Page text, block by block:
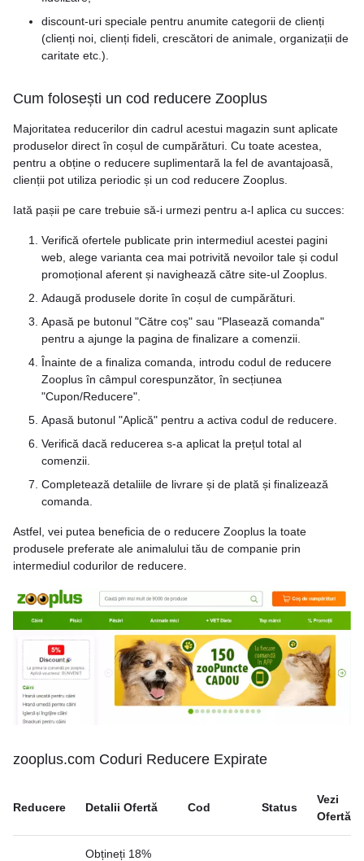
discount-uri speciale pentru anumite categorii de clienți
(clienți noi, clienți fideli, crescători de animale, organizații de
caritate etc.).
Cum folosești un cod reducere Zooplus
Majoritatea reducerilor din cadrul acestui magazin sunt aplicate
produselor direct în coșul de cumpărături. Cu toate acestea,
pentru a obține o reducere suplimentară la fel de avantajoasă,
clienții pot utiliza periodic și un cod reducere Zooplus.
Iată pașii pe care trebuie să-i urmezi pentru a-l aplica cu succes:
Verifică ofertele publicate prin intermediul acestei pagini
web, alege varianta cea mai potrivită nevoilor tale și codul
promoțional aferent și navighează către site-ul Zooplus.
Adaugă produsele dorite în coșul de cumpărături.
Apasă pe butonul "Către coș" sau "Plasează comanda"
pentru a ajunge la pagina de finalizare a comenzii.
Înainte de a finaliza comanda, introdu codul de reducere
Zooplus în câmpul corespunzător, în secțiunea
"Cupon/Reducere".
Apasă butonul "Aplică" pentru a activa codul de reducere.
Verifică dacă reducerea s-a aplicat la prețul total al
comenzii.
Completează detaliile de livrare și de plată și finalizează
comanda.
Astfel, vei putea beneficia de o reducere Zooplus la toate
produsele preferate ale animalului tău de companie prin
intermediul codurilor de reducere.
zooplus.com Coduri Reducere Expirate
Reducere Detalii Ofertă Cod Status
Vezi
Ofertă
Obțineți 18%